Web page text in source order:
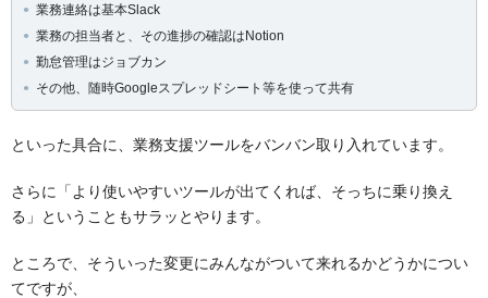
業務連絡は基本Slack
業務の担当者と、その進捗の確認はNotion
勤怠管理はジョブカン
その他、随時Googleスプレッドシート等を使って共有
といった具合に、業務支援ツールをバンバン取り入れています。
さらに「より使いやすいツールが出てくれば、そっちに乗り換え
る」ということもサラッとやります。
ところで、そういった変更にみんながついて来れるかどうかについ
てですが、